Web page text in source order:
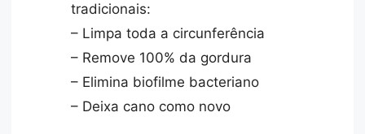
tradicionais:
– Limpa toda a circunferência
– Remove 100% da gordura
– Elimina biofilme bacteriano
– Deixa cano como novo